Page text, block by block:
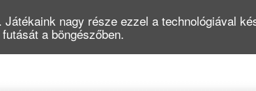
nagy része ezzel a technológiával
a böngészőben.